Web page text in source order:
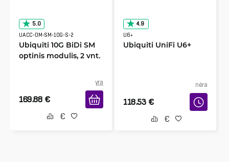
5.0
UACC-OM-SM-10G-S-2
Ubiquiti 10G BiDi SM
optinis modulis, 2 vnt.
yra
169.88 €
4.9
U6+
Ubiquiti UniFi U6+
nėra
118.53 €